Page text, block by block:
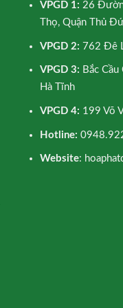
VPGD 1: 26
Thọ, Quận Thủ
VPGD 2: 762 Đê
VPGD 3: Bắc Cầu
Hà Tĩnh
VPGD 4: 199 Võ
Hotline:
Website: